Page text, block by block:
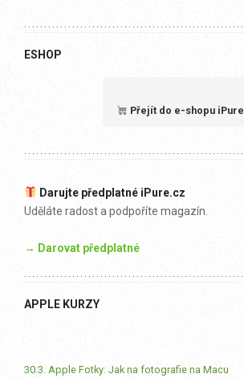
ESHOP
Přejít do e-shopu iPure
Darujte předplatné iPure.cz
Uděláte radost a podpoříte magazín.
→ Darovat předplatné
APPLE KURZY
30.3. Apple Fotky: Jak na fotografie na Macu